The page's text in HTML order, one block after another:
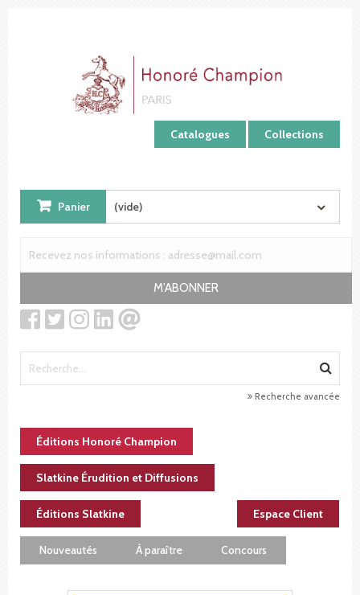
Catalogues Collections
Panier (vide)
M'ABONNER
Recherche avancée
Éditions Honoré Champion
Slatkine Érudition et Diffusions
Éditions Slatkine Espace Client
Nouveautés À paraître Concours